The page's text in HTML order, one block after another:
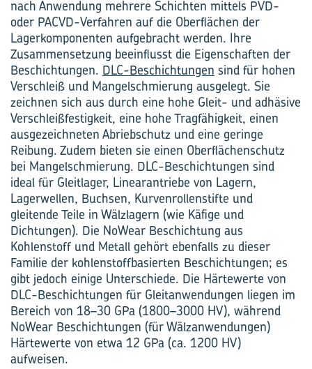
nach Anwendung mehrere Schichten mittels PVD-
oder PACVD-Verfahren auf die Oberflächen der
Lagerkomponenten aufgebracht werden. Ihre
Zusammensetzung beeinflusst die Eigenschaften der
Beschichtungen. DLC-Beschichtungen sind für hohen
Verschleiß und Mangelschmierung ausgelegt. Sie
zeichnen sich aus durch eine hohe Gleit- und adhäsive
Verschleißfestigkeit, eine hohe Tragfähigkeit, einen
ausgezeichneten Abriebschutz und eine geringe
Reibung. Zudem bieten sie einen Oberflächenschutz
bei Mangelschmierung. DLC-Beschichtungen sind
ideal für Gleitlager, Linearantriebe von Lagern,
Lagerwellen, Buchsen, Kurvenrollenstifte und
gleitende Teile in Wälzlagern (wie Käfige und
Dichtungen). Die NoWear Beschichtung aus
Kohlenstoff und Metall gehört ebenfalls zu dieser
Familie der kohlenstoffbasierten Beschichtungen; es
gibt jedoch einige Unterschiede. Die Härtewerte von
DLC-Beschichtungen für Gleitanwendungen liegen im
Bereich von 18–30 GPa (1800–3000 HV), während
NoWear Beschichtungen (für Wälzanwendungen)
Härtewerte von etwa 12 GPa (ca. 1200 HV)
aufweisen.